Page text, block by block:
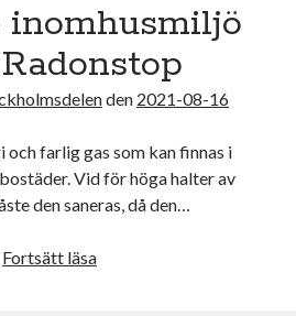
den 2021-08-16
och farlig gas som kan finnas i
Vid för höga halter av
den saneras, då den…
Fortsätt läsaFriskare